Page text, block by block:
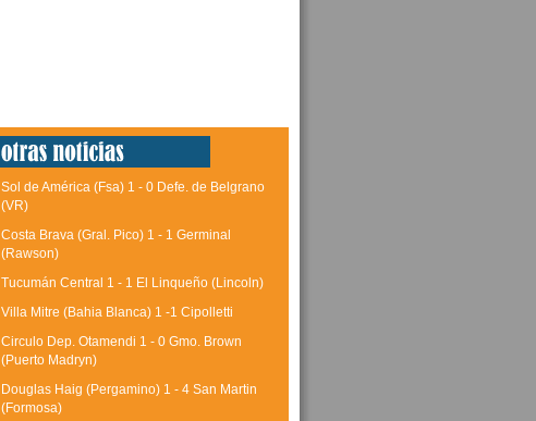
Sol de América (Fsa) 1 - 0 Defe. de Belgrano
(VR)
Costa Brava (Gral. Pico) 1 - 1 Germinal
(Rawson)
Tucumán Central 1 - 1 El Linqueño (Lincoln)
Villa Mitre (Bahia Blanca) 1 -1 Cipolletti
Circulo Dep. Otamendi 1 - 0 Gmo. Brown
(Puerto Madryn)
Douglas Haig (Pergamino) 1 - 4 San Martin
(Formosa)